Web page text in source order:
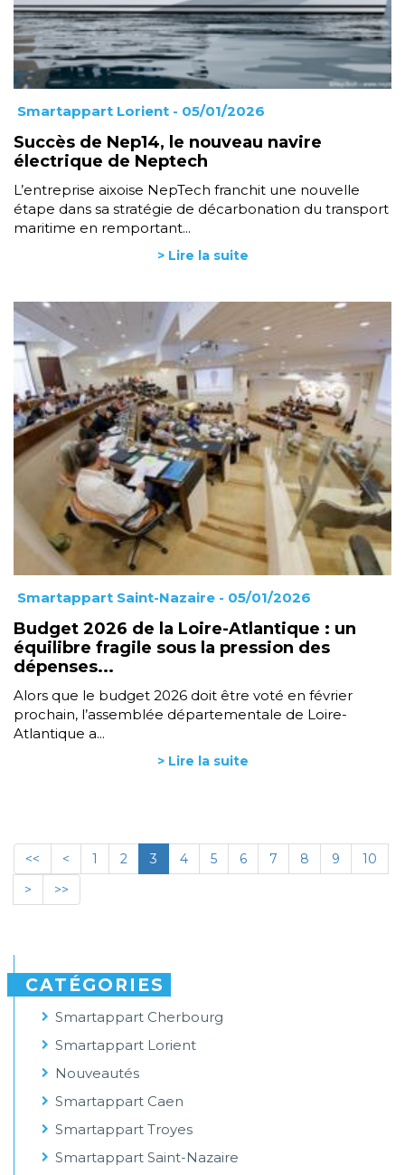
Smartappart Lorient - 05/01/2026
Succès de Nep14, le nouveau navire
électrique de Neptech
L’entreprise aixoise NepTech franchit une nouvelle
étape dans sa stratégie de décarbonation du transport
maritime en remportant...
> Lire la suite
Smartappart Saint-Nazaire - 05/01/2026
Budget 2026 de la Loire-Atlantique : un
équilibre fragile sous la pression des
dépenses...
Alors que le budget 2026 doit être voté en février
prochain, l’assemblée départementale de Loire-
Atlantique a...
> Lire la suite
<< < 1 2 3 4 5 6 7 8 9
10
>
>>
CATÉGORIES
Smartappart Cherbourg
Smartappart Lorient
Nouveautés
Smartappart Caen
Smartappart Troyes
Smartappart Saint-Nazaire